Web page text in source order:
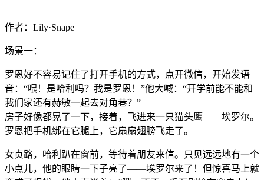
作者：Lily·Snape
场景一：
罗恩好不容易记住了打开手机的方式，点开微信，开始发语
音：“喂！是哈利吗？我是罗恩！”他大喊：“开学前能不能和
我们家还有赫敏一起去对角巷？”
房子好像都晃了一下，接着，飞进来一只猫头鹰——埃罗尔。
罗恩把手机绑在它腿上，它扇扇翅膀飞走了。
女贞路，哈利趴在窗前，等待着朋友来信。只见远远地有一个
小点儿，他的眼睛一下子亮了——埃罗尔来了！但惊喜马上就